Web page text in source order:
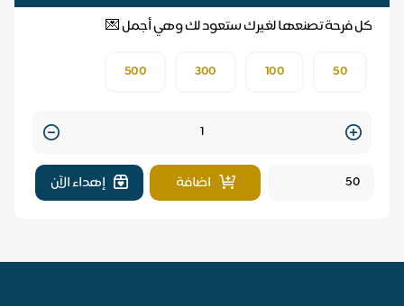
كل فرحة تصنعها لغيرك ستعود لك وهي أجمل 💌
50
100
300
500
Quantity
اضافة
إهداء الآن